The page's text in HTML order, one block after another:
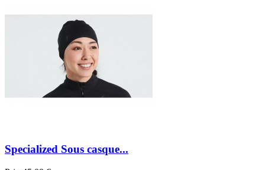
Specialized Sous casque...